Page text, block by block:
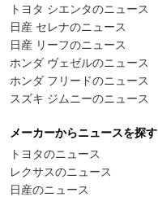
トヨタ シエンタのニュース
日産 セレナのニュース
日産 リーフのニュース
ホンダ ヴェゼルのニュース
ホンダ フリードのニュース
スズキ ジムニーのニュース
メーカーからニュースを探す
トヨタのニュース
レクサスのニュース
日産のニュース